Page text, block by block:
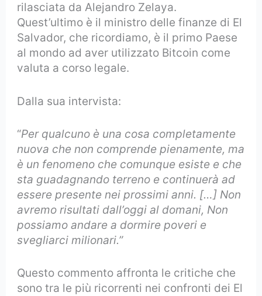
rilasciata da Alejandro Zelaya.
Quest’ultimo è il ministro delle finanze di El
Salvador, che ricordiamo, è il primo Paese
al mondo ad aver utilizzato Bitcoin come
valuta a corso legale.
Dalla sua intervista:
“Per qualcuno è una cosa completamente
nuova che non comprende pienamente, ma
è un fenomeno che comunque esiste e che
sta guadagnando terreno e continuerà ad
essere presente nei prossimi anni. […] Non
avremo risultati dall’oggi al domani, Non
possiamo andare a dormire poveri e
svegliarci milionari.”
Questo commento affronta le critiche che
sono tra le più ricorrenti nei confronti dei El